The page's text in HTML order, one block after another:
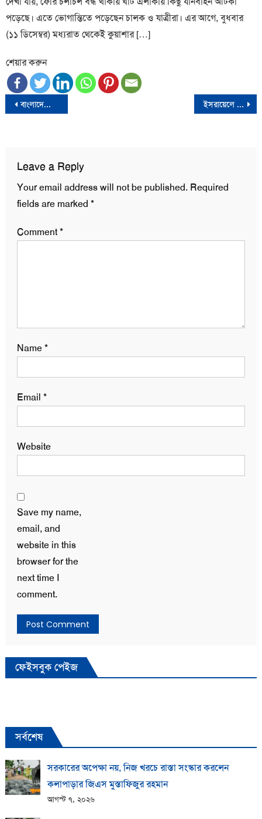
পড়েছে। এতে ভোগান্তিতে পড়েছেন চালক ও যাত্রীরা। এর আগে, বুধবার
(১১ ডিসেম্বর) মধ্যরাত থেকেই কুয়াশার […]
শেয়ার করুন
Post
বাংলাদেশে সাম্প্রতিক সহিংসতায় ৩২ শিশু নিহত: ইউনিসেফ ইসরায়েলে হামলার প্রস্তুতি নিচ্ছে হিজবুল্লাহ
Leave a Reply
Your email address will not be published. Required
fields are marked *
Comment*
Name*
Email *
Website
Save my name,
email, and
website in this
browser for the
next time I
comment.
ফেইসবুক পেইজ
সর্বশেষ
সরকারের অপেক্ষা নয়, নিজ খরচে রাস্তা সংস্কার করলেন
কলাপাড়ার জিএস মুস্তাফিজুর রহমান
আগস্ট ৭, ২০২৬